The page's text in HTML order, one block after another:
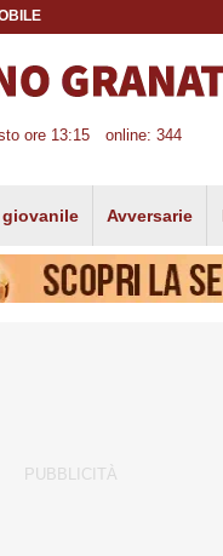
ore 13:15 online: 344
Avversarie